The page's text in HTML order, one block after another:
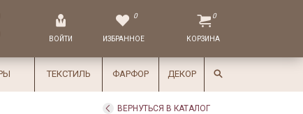
ВОЙТИ
0
ИЗБРАННОЕ
0
КОРЗИНА
ТЕКСТИЛЬ ФАРФОР ДЕКОР
ВЕРНУТЬСЯ В КАТАЛОГ